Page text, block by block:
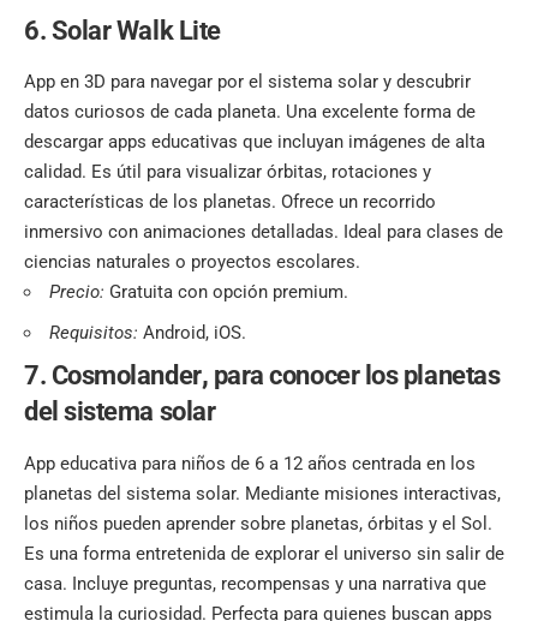
6. Solar Walk Lite
App en 3D para navegar por el sistema solar y descubrir
datos curiosos de cada planeta. Una excelente forma de
descargar apps educativas que incluyan imágenes de alta
calidad. Es útil para visualizar órbitas, rotaciones y
características de los planetas. Ofrece un recorrido
inmersivo con animaciones detalladas. Ideal para clases de
ciencias naturales o proyectos escolares.
Precio: Gratuita con opción premium.
Requisitos: Android, iOS.
7. Cosmolander, para conocer los planetas
del sistema solar
App educativa para niños de 6 a 12 años centrada en los
planetas del sistema solar. Mediante misiones interactivas,
los niños pueden aprender sobre planetas, órbitas y el Sol.
Es una forma entretenida de explorar el universo sin salir de
casa. Incluye preguntas, recompensas y una narrativa que
estimula la curiosidad. Perfecta para quienes buscan apps